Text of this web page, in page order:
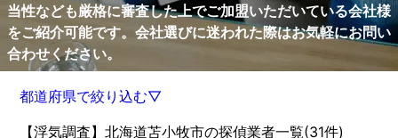
当性なども厳格に審査した上でご加盟いただいている会社様
をご紹介可能です。会社選びに迷われた際はお気軽にお問い
合わせください。
都道府県で絞り込む▽
【浮気調査】北海道苫小牧市の探偵業者一覧(31件)